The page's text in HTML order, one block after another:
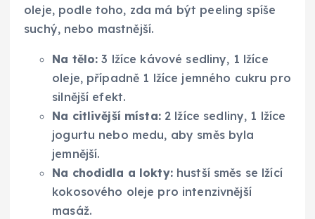
oleje, podle toho, zda má být peeling spíše
suchý, nebo mastnější.
Na tělo: 3 lžíce kávové sedliny, 1 lžíce
oleje, případně 1 lžíce jemného cukru pro
silnější efekt.
Na citlivější místa:2 lžíce sedliny, 1 lžíce
jogurtu nebo medu, aby směs byla
jemnější.
Na chodidla a lokty:hustší směs se lžící
kokosového oleje pro intenzivnější
masáž.